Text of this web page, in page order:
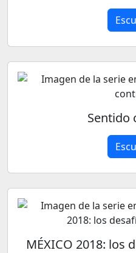
Sentido
MÉXICO 2018: los